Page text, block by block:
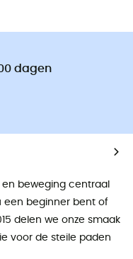
dagen
beweging centraal
een beginner bent of
delen we onze smaak
voor de steile paden